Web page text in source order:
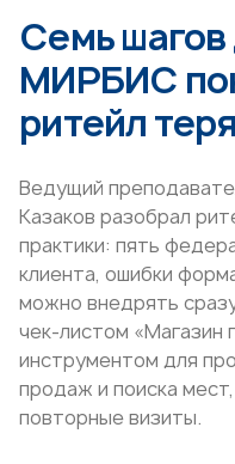
Семь шагов
МИРБИС
ритейл
Ведущий
Казаков разобрал
практики: пять
клиента, ошибки
можно внедрять
чек-листом «Магазин
инструментом для
продаж и поиска
повторные визиты.